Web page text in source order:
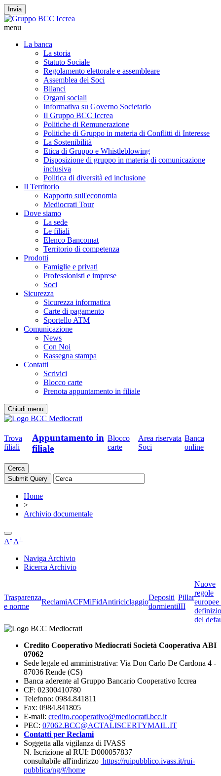
Invia
menu
La banca
La storia
Statuto Sociale
Regolamento elettorale e assembleare
Assemblea dei Soci
Bilanci
Organi sociali
Informativa su Governo Societario
Il Gruppo BCC Iccrea
Politiche di Remunerazione
Politiche di Gruppo in materia di Conflitti di Interesse
La Sostenibilità
Etica di Gruppo e Whistleblowing
Disposizione di gruppo in materia di comunicazione
inclusiva
Politica di diversità ed inclusione
Il Territorio
Rapporto sull'economia
Mediocrati Tour
Dove siamo
La sede
Le filiali
Elenco Bancomat
Territorio di competenza
Prodotti
Famiglie e privati
Professionisti e imprese
Soci
Sicurezza
Sicurezza informatica
Carte di pagamento
Sportello ATM
Comunicazione
News
Con Noi
Rassegna stampa
Contatti
Scrivici
Blocco carte
Prenota appuntamento in filiale
Chiudi menu
Trova
filiali
Appuntamento in
filiale
Blocco
carte
Area riservata
Soci
Banca
online
Cerca
Home
>
Archivio documentale
A- A+
Naviga Archivio
Ricerca Archivio
Trasparenza
e norme
ReclamiACFMiFidAntiriciclaggio
Depositi
dormienti
Pillar
III
Nuove
regole
del
Credito Cooperativo Mediocrati Società Cooperativa ABI
07062
Sede legale ed amministrativa: Via Don Carlo De Cardona 4 -
87036 Rende (CS)
Banca aderente al Gruppo Bancario Cooperativo Iccrea
CF: 02300410780
Telefono: 0984.841811
Fax: 0984.841805
E-mail: credito.cooperativo@mediocrati.bcc.it
PEC: 07062.BCC@ACTALISCERTYMAIL.IT
Contatti per Reclami
Soggetta alla vigilanza di IVASS
N. Iscrizione al RUI: D000057837
consultabile all'indirizzo https://ruipubblico.ivass.it/rui-
pubblica/ng/#/home